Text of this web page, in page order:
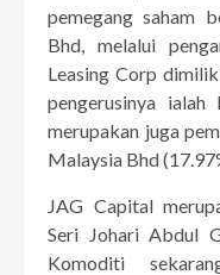
pemegang saham
Bhd, melalui
Leasing Corp
pengerusinya
merupakan juga
Malaysia Bhd
JAG Capital
Seri Johari Abdul
Komoditi